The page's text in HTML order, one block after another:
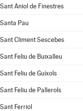
Sant Aniol de Finestres
Santa Pau
Sant Climent Sescebes
Sant Feliu de Buixalleu
Sant Feliu de Guíxols
Sant Feliu de Pallerols
Sant Ferriol